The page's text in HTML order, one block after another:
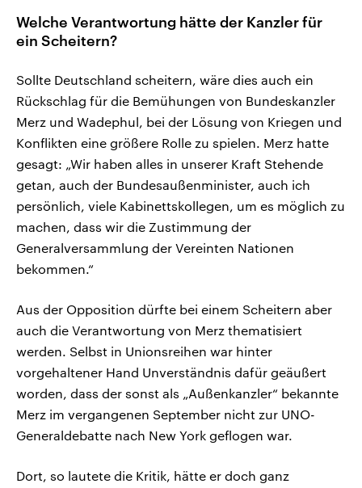
Welche Verantwortung hätte der Kanzler für
ein Scheitern?
Sollte Deutschland scheitern, wäre dies auch ein
Rückschlag für die Bemühungen von Bundeskanzler
Merz und Wadephul, bei der Lösung von Kriegen und
Konflikten eine größere Rolle zu spielen. Merz hatte
gesagt: „Wir haben alles in unserer Kraft Stehende
getan, auch der Bundesaußenminister, auch ich
persönlich, viele Kabinettskollegen, um es möglich zu
machen, dass wir die Zustimmung der
Generalversammlung der Vereinten Nationen
bekommen.“
Aus der Opposition dürfte bei einem Scheitern aber
auch die Verantwortung von Merz thematisiert
werden. Selbst in Unionsreihen war hinter
vorgehaltener Hand Unverständnis dafür geäußert
worden, dass der sonst als „Außenkanzler“ bekannte
Merz im vergangenen September nicht zur UNO-
Generaldebatte nach New York geflogen war.
Dort, so lautete die Kritik, hätte er doch ganz